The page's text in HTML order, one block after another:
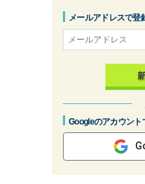
メールアドレスで登
Googleのアカウント